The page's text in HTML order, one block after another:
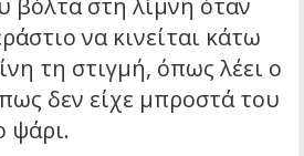
βόλτα στη λίμνη όταν
να κινείται κάτω
τη στιγμή, όπως λέει ο
δεν είχε μπροστά του
ψάρι.